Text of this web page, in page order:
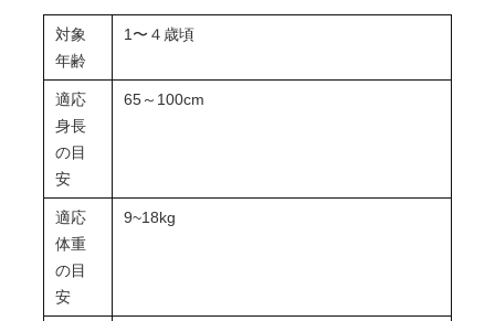
対象
年齢
1〜４歳頃
適応
身長
の目
安
65～100cm
適応
体重
の目
安
9~18kg